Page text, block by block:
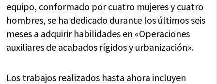
equipo, conformado por cuatro mujeres y cuatro
hombres, se ha dedicado durante los últimos seis
meses a adquirir habilidades en «Operaciones
auxiliares de acabados rígidos y urbanización».
Los trabajos realizados hasta ahora incluyen